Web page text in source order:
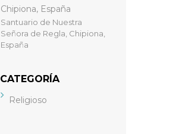
Chipiona, España
Santuario de Nuestra
Señora de Regla, Chipiona,
España
CATEGORÍA
Religioso